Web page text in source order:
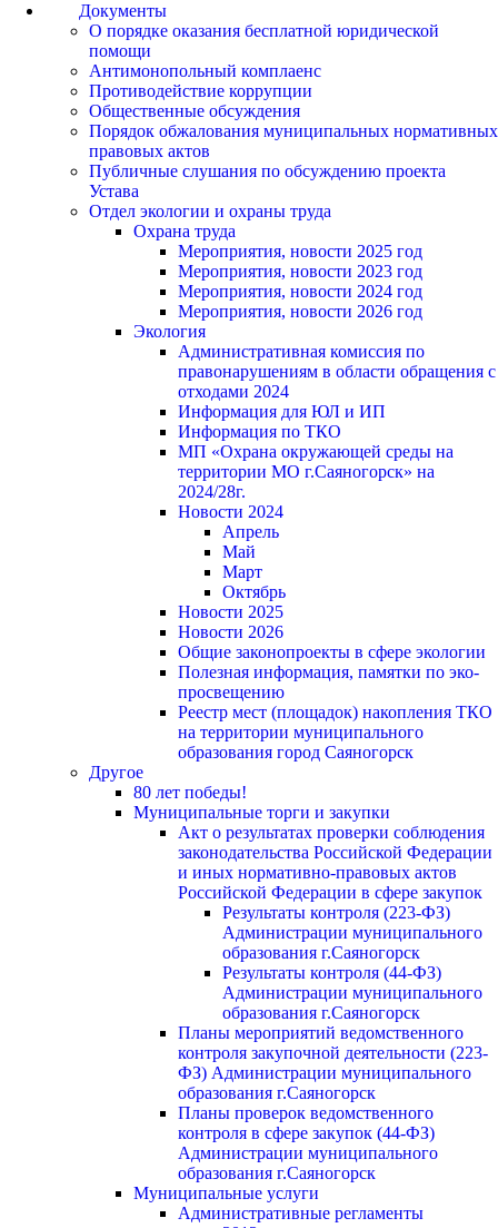
Документы
О порядке оказания бесплатной юридической
помощи
Антимонопольный комплаенс
Противодействие коррупции
Общественные обсуждения
Порядок обжалования муниципальных нормативных
правовых актов
Публичные слушания по обсуждению проекта
Устава
Отдел экологии и охраны труда
Охрана труда
Мероприятия, новости 2025 год
Мероприятия, новости 2023 год
Мероприятия, новости 2024 год
Мероприятия, новости 2026 год
Экология
Административная комиссия по
правонарушениям в области обращения с
отходами 2024
Информация для ЮЛ и ИП
Информация по ТКО
МП «Охрана окружающей среды на
территории МО г.Саяногорск» на
2024/28г.
Новости 2024
Апрель
Май
Март
Октябрь
Новости 2025
Новости 2026
Общие законопроекты в сфере экологии
Полезная информация, памятки по эко-
просвещению
Реестр мест (площадок) накопления ТКО
на территории муниципального
образования город Саяногорск
Другое
80 лет победы!
Муниципальные торги и закупки
Акт о результатах проверки соблюдения
законодательства Российской Федерации
и иных нормативно-правовых актов
Российской Федерации в сфере закупок
Результаты контроля (223-ФЗ)
Администрации муниципального
образования г.Саяногорск
Результаты контроля (44-ФЗ)
Администрации муниципального
образования г.Саяногорск
Планы мероприятий ведомственного
контроля закупочной деятельности (223-
ФЗ) Администрации муниципального
образования г.Саяногорск
Планы проверок ведомственного
контроля в сфере закупок (44-ФЗ)
Администрации муниципального
образования г.Саяногорск
Муниципальные услуги
Административные регламенты